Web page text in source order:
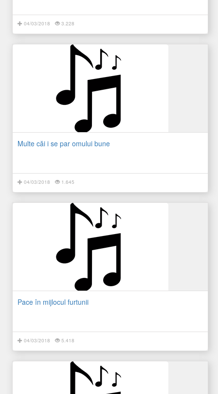
04/03/2018 3.228
Multe căi i se par omului bune
04/03/2018 1.645
Pace în mijlocul furtunii
04/03/2018 5.418